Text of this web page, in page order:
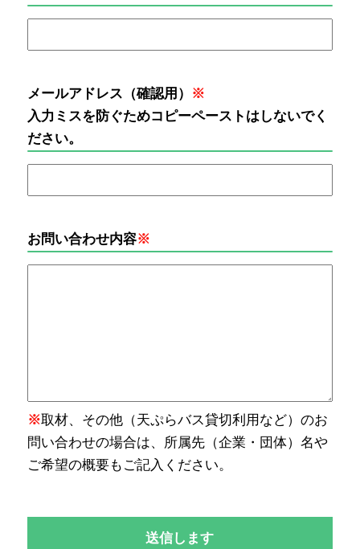
メールアドレス（確認用）
※
入力ミスを防ぐためコピーペーストはしないでく
ださい。
お問い合わせ内容※
※取材、その他（天ぷらバス貸切利用など）のお
問い合わせの場合は、所属先（企業・団体）名や
ご希望の概要もご記入ください。
送信します